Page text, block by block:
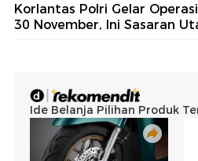
Korlantas Polri Gelar
30 November, Ini Sasaran